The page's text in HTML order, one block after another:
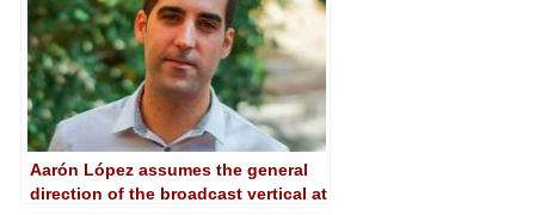
Aarón López assumes the general
direction of the broadcast vertical at